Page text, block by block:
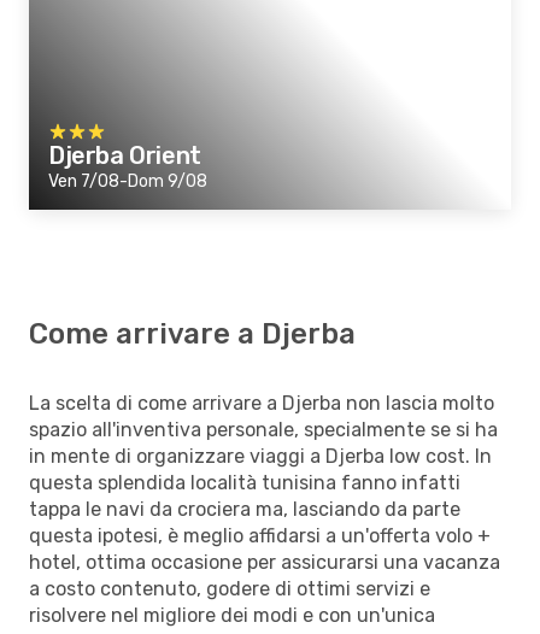
Djerba Orient
Ven 7/08-Dom 9/08
Come arrivare a Djerba
La scelta di come arrivare a Djerba non lascia molto
spazio all'inventiva personale, specialmente se si ha
in mente di organizzare viaggi a Djerba low cost. In
questa splendida località tunisina fanno infatti
tappa le navi da crociera ma, lasciando da parte
questa ipotesi, è meglio affidarsi a un'offerta volo +
hotel, ottima occasione per assicurarsi una vacanza
a costo contenuto, godere di ottimi servizi e
risolvere nel migliore dei modi e con un'unica